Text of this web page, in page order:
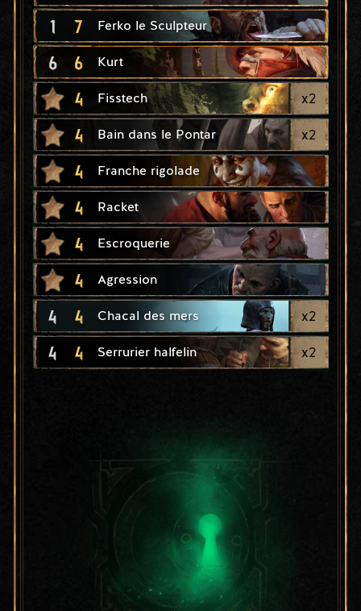
1 7 Ferko le Sculpteur
6 6 Kurt
4 Fisstech x2
4 Bain dans le Pontar x2
4 Franche rigolade
4 Racket
4 Escroquerie
4 Agression
4 4 Chacal des mers x2
4 4 Serrurier halfelin x2